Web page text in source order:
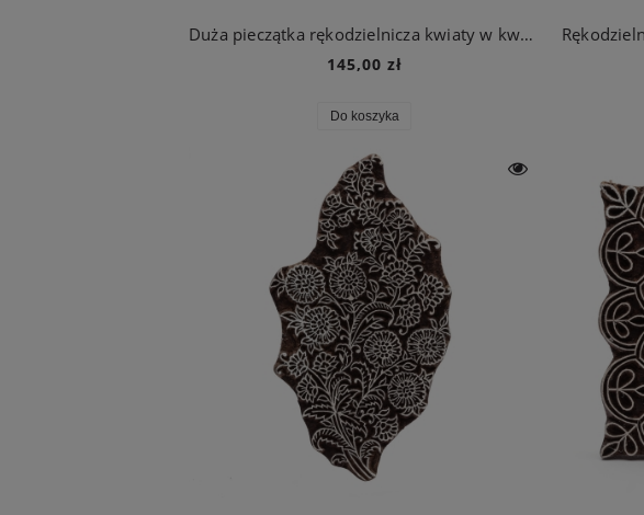
Duża pieczątka rękodzielnicza kwiaty w kwadracie
145,00 zł
Do koszyka